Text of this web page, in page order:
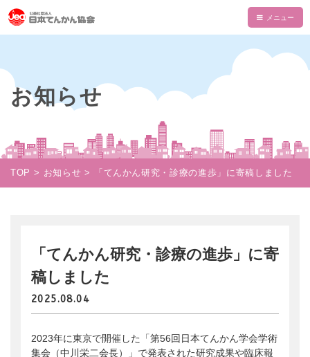
てんかんについて
てんかんとは
発作の介助と観察
てんかん協会について
てんかん協会とは
支部一覧
公益事業
相談事業
支援のお願い
全国大会
情報誌・書籍・DVD
てんかん関連書籍
てんかんアニメ教室
ダウンロード
ムービー
資金面での援助
あかりちゃんグッズ
物品などでの支援
団体・企業への協賛による支援
お役立ちテキスト
書籍注文リスト
検索:
お知らせ
TOP お知らせ 「てんかん研究・診療の進歩」に寄稿しました
「てんかん研究・診療の進歩」に寄
稿しました
2025.08.04
2023年に東京で開催した「第56回日本てんかん学会学術
集会（中川栄二会長）」で発表された研究成果や臨床報